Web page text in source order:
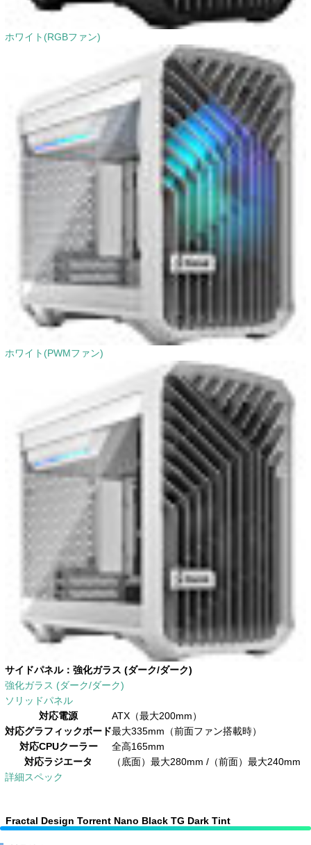
ホワイト(RGBファン)
ホワイト(PWMファン)
サイドパネル：強化ガラス (ダーク/ダーク)
強化ガラス (ダーク/ダーク)
ソリッドパネル
対応電源
ATX（最大200mm）
対応グラフィックボード最大335mm（前面ファン搭載時）
対応CPUクーラー
全高165mm
対応ラジエータ
（底面）最大280mm /（前面）最大240mm
詳細スペック
Fractal Design Torrent Nano Black TG Dark Tint